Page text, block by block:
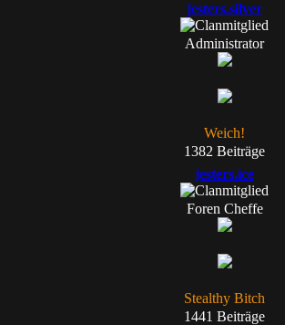
jesters.silver
Administrator
Weich!
1382 Beiträge
jesters.ice
Foren Cheffe
Stealthy Bitch
1441 Beiträge